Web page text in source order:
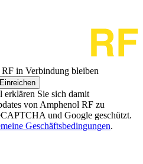
in Verbindung bleiben
Einreichen
Sie sich damit
von Amphenol RF zu
und Google geschützt.
Geschäftsbedingungen.